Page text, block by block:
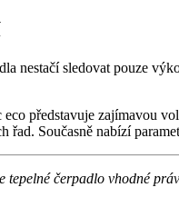
nestačí sledovat pouze
představuje zajímavou
řad. Současně nabízí
tepelné čerpadlo vhodné